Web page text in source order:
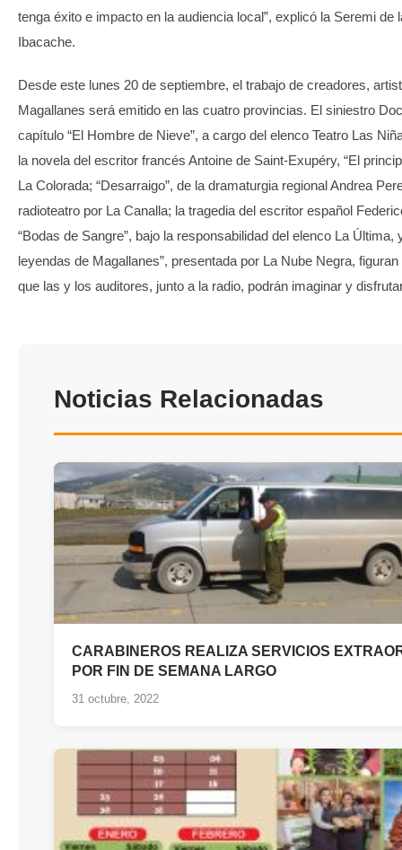
tenga éxito e impacto en la audiencia local”, explicó la Seremi de
Ibacache.
Desde este lunes 20 de septiembre, el trabajo de creadores,
Magallanes será emitido en las cuatro provincias. El siniestro
capítulo “El Hombre de Nieve”, a cargo del elenco Teatro Las
la novela del escritor francés Antoine de Saint-Exupéry, “El
La Colorada; “Desarraigo”, de la dramaturgia regional Andrea
radioteatro por La Canalla; la tragedia del escritor español
“Bodas de Sangre”, bajo la responsabilidad del elenco La Última,
leyendas de Magallanes”, presentada por La Nube Negra,
que las y los auditores, junto a la radio, podrán imaginar y
Noticias Relacionadas
CARABINEROS REALIZA SERVICIOS
POR FIN DE SEMANA LARGO
31 octubre, 2022